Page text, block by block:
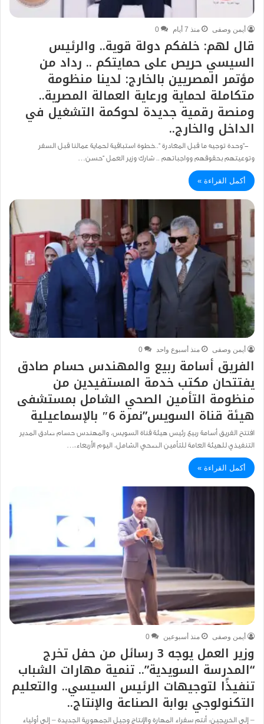
أيمن وصفى منذ 7 أيام 0
قال لهم: خلفكم دولة قوية.. والرئيس
السيسي حريص على حمايتكم .. رداد من
مؤتمر المصريين بالخارج: لدينا منظومة
متكاملة لحماية ورعاية العمالة المصرية..
ومنصة رقمية جديدة لحوكمة التشغيل في
الداخل والخارج..
-“وحدة توجيه ما قبل المغادرة “..خطوة استباقية لحماية عمالنا قبل السفر
وتوعيتهم بحقوقهم وواجباتهم .. شارك وزير العمل “حسن…
أكمل القراءة »
أيمن وصفى منذ أسبوع واحد 0
الفريق أسامة ربيع والمهندس حسام صادق
يفتتحان مكتب خدمة المستفيدين من
منظومة التأمين الصحي الشامل بمستشفى
هيئة قناة السويس”نمرة 6″ بالإسماعيلية
افتتح الفريق أسامة ربيع رئيس هيئة قناة السويس، والمهندس حسام صادق المدير
التنفيذي للهيئة العامة للتأمين الصحي الشامل، اليوم الأربعاء،…
أكمل القراءة »
أيمن وصفى منذ أسبوعين 0
وزير العمل يوجه 3 رسائل من حفل تخرج
“المدرسة السويدية”.. تنمية مهارات الشباب
تنفيذًا لتوجيهات الرئيس السيسي.. والتعليم
التكنولوجي بوابة الصناعة والإنتاج..
– إلى الخريجين: أنتم سفراء المهارة والإنتاج وجيل الجمهورية الجديدة – إلى أولياء